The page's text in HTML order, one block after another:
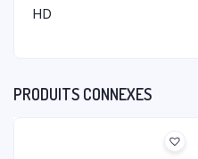
HD
PRODUITS CONNEXES